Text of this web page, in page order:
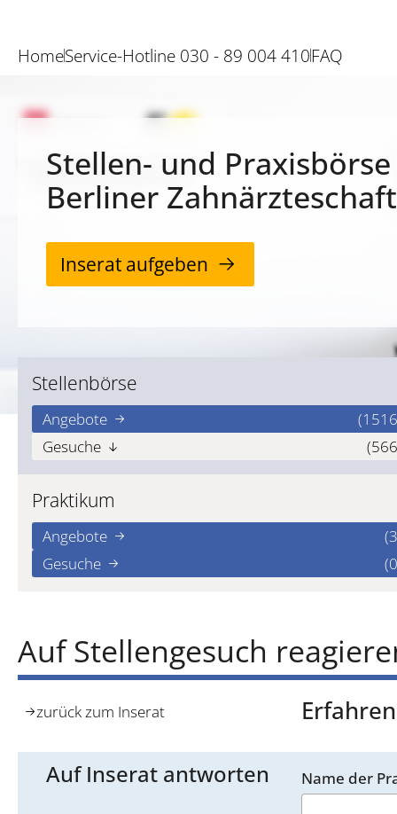
HomeService-Hotline 030 - 89 004 410FAQ
Stellen- und
Berliner Zahnärzteschaft
Inserat aufgeben
Stellenbörse
Angebote
Gesuche
Praktikum
Angebote
Gesuche
Auf Stellengesuch
zurück zum Inserat
Auf Inserat antworten Name der